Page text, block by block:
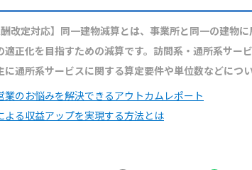
酬改定対応】同一建物減算とは、事業所と同一の建物
適正化を目指すための減算です。訪問系・通所系サー
に通所系サービスに関する算定要件や単位数などにつ
のお悩みを解決できるアウトカムレポート
る収益アップを実現する方法とは